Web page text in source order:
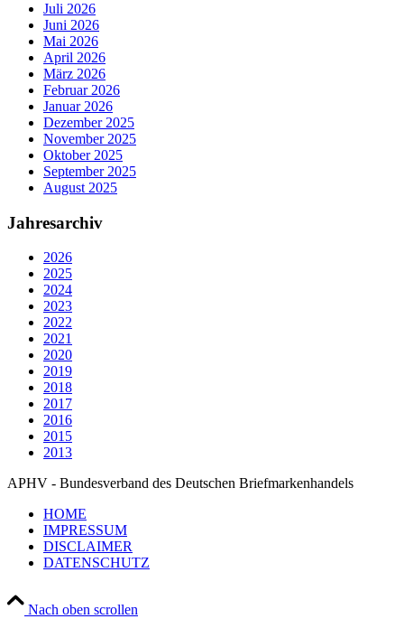
Juli 2026
Juni 2026
Mai 2026
April 2026
März 2026
Februar 2026
Januar 2026
Dezember 2025
November 2025
Oktober 2025
September 2025
August 2025
Jahresarchiv
2026
2025
2024
2023
2022
2021
2020
2019
2018
2017
2016
2015
2013
APHV - Bundesverband des Deutschen Briefmarkenhandels
HOME
IMPRESSUM
DISCLAIMER
DATENSCHUTZ
Nach oben scrollen